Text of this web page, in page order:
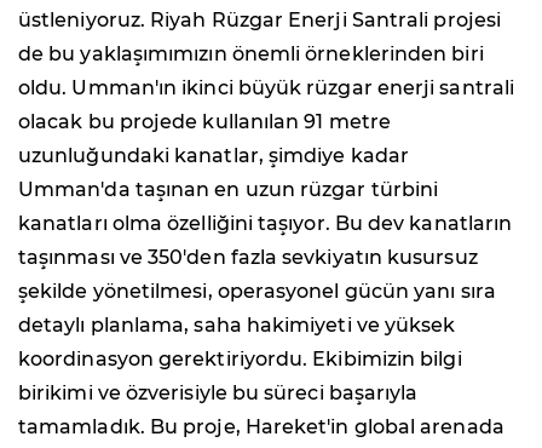
üstleniyoruz. Riyah Rüzgar Enerji Santrali projesi
de bu yaklaşımımızın önemli örneklerinden biri
oldu. Umman'ın ikinci büyük rüzgar enerji santrali
olacak bu projede kullanılan 91 metre
uzunluğundaki kanatlar, şimdiye kadar
Umman'da taşınan en uzun rüzgar türbini
kanatları olma özelliğini taşıyor. Bu dev kanatların
taşınması ve 350'den fazla sevkiyatın kusursuz
şekilde yönetilmesi, operasyonel gücün yanı sıra
detaylı planlama, saha hakimiyeti ve yüksek
koordinasyon gerektiriyordu. Ekibimizin bilgi
birikimi ve özverisiyle bu süreci başarıyla
tamamladık. Bu proje, Hareket'in global arenada